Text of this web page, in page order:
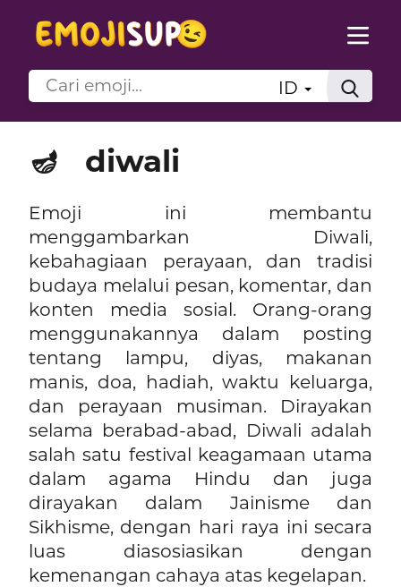
ID
🪔 diwali
Emoji ini membantu
menggambarkan Diwali,
kebahagiaan perayaan, dan tradisi
budaya melalui pesan, komentar, dan
konten media sosial. Orang-orang
menggunakannya dalam posting
tentang lampu, diyas, makanan
manis, doa, hadiah, waktu keluarga,
dan perayaan musiman. Dirayakan
selama berabad-abad, Diwali adalah
salah satu festival keagamaan utama
dalam agama Hindu dan juga
dirayakan dalam Jainisme dan
Sikhisme, dengan hari raya ini secara
luas diasosiasikan dengan
kemenangan cahaya atas kegelapan.